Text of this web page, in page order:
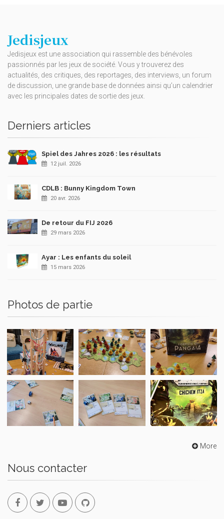
Jedisjeux
Jedisjeux est une association qui rassemble des bénévoles
passionnés par les jeux de société. Vous y trouverez des
actualités, des critiques, des reportages, des interviews, un forum
de discussion, une grande base de données ainsi qu’un calendrier
avec les principales dates de sortie des jeux.
Derniers articles
Spiel des Jahres 2026 : les résultats
12 juil. 2026
CDLB : Bunny Kingdom Town
20 avr. 2026
De retour du FIJ 2026
29 mars 2026
Ayar : Les enfants du soleil
15 mars 2026
Photos de partie
More
Nous contacter